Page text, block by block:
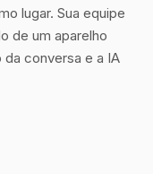
lugar. Sua equipe
de um aparelho
conversa e a IA